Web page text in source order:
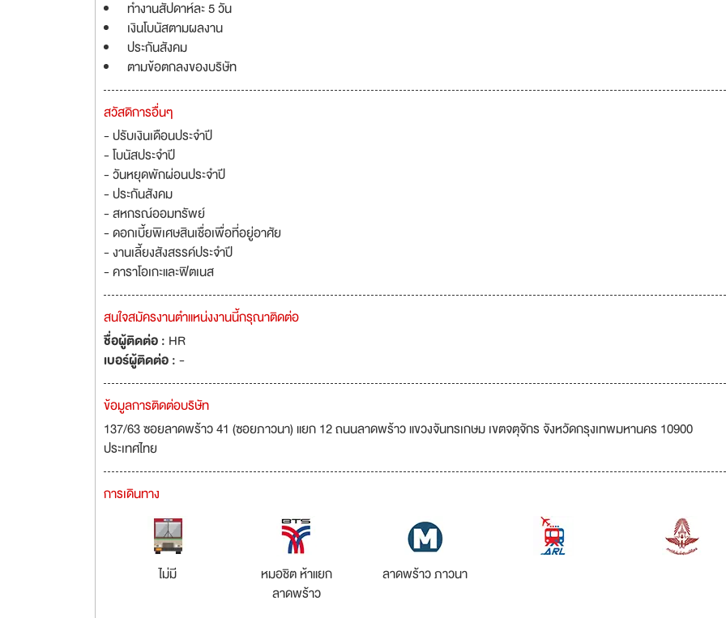
ทำงานสัปดาห์ละ 5 วัน
เงินโบนัสตามผลงาน
ประกันสังคม
ตามข้อตกลงของบริษัท
สวัสดิการอื่นๆ
- ปรับเงินเดือนประจำปี
- โบนัสประจำปี
- วันหยุดพักผ่อนประจำปี
- ประกันสังคม
- สหกรณ์ออมทรัพย์
- ดอกเบี้ยพิเศษสินเชื่อเพื่อที่อยู่อาศัย
- งานเลี้ยงสังสรรค์ประจำปี
- คาราโอเกะและฟิตเนส
สนใจสมัครงานตำแหน่งงานนี้กรุณาติดต่อ
ชื่อผู้ติดต่อ : HR
เบอร์ผู้ติดต่อ :-
ข้อมูลการติดต่อบริษัท
137/63 ซอยลาดพร้าว 41 (ซอยภาวนา) แยก 12 ถนนลาดพร้าว แขวงจันทรเกษม เขตจตุจักร จังหวัดกรุงเทพมหานคร 10900
ประเทศไทย
การเดินทาง
ไม่มี
หมอชิต ห้าแยก
ลาดพร้าว
ลาดพร้าว ภาวนา